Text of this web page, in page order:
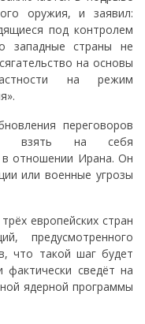
оружия, и заявил:
под контролем
западные страны не
на основы
на режим
переговоров
взять на себя
в отношении Ирана. Он
или военные угрозы
европейских стран
предусмотренного
что такой шаг будет
сведёт на
ядерной программы